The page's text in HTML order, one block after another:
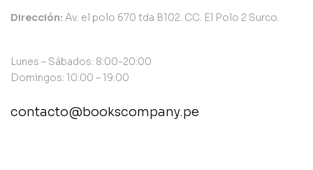
Dirección: Av. el polo 670 tda B102. CC. El Polo 2 Surco.
Lunes – Sábados: 8:00-20:00
Domingos: 10:00 – 19:00
contacto@bookscompany.pe